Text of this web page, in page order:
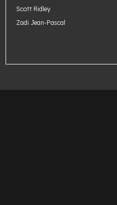
Scott Ridley
Zadi Jean-Pascal